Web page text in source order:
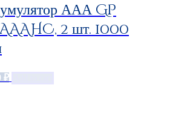
ААА GP
2 шт. 1000
₽